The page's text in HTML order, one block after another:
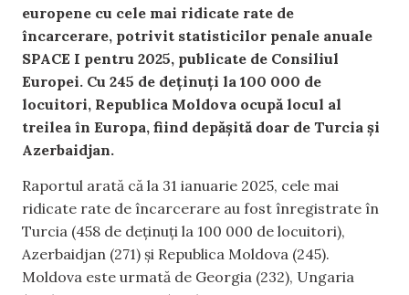
europene cu cele mai ridicate rate de
încarcerare, potrivit statisticilor penale anuale
SPACE I pentru 2025, publicate de Consiliul
Europei. Cu 245 de deținuți la 100 000 de
locuitori, Republica Moldova ocupă locul al
treilea în Europa, fiind depășită doar de Turcia și
Azerbaidjan.
Raportul arată că la 31 ianuarie 2025, cele mai
ridicate rate de încarcerare au fost înregistrate în
Turcia (458 de deținuți la 100 000 de locuitori),
Azerbaidjan (271) și Republica Moldova (245).
Moldova este urmată de Georgia (232), Ungaria